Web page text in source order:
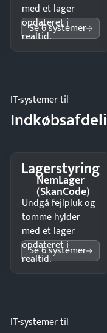
med et lager
opdateret i
realtid.
Se 6 systemer
IT-systemer til
Lagerstyring
NemLager
(SkanCode)
Undgå fejlpluk og
tomme hylder
med et lager
opdateret i
realtid.
Se 6 systemer
IT-systemer til